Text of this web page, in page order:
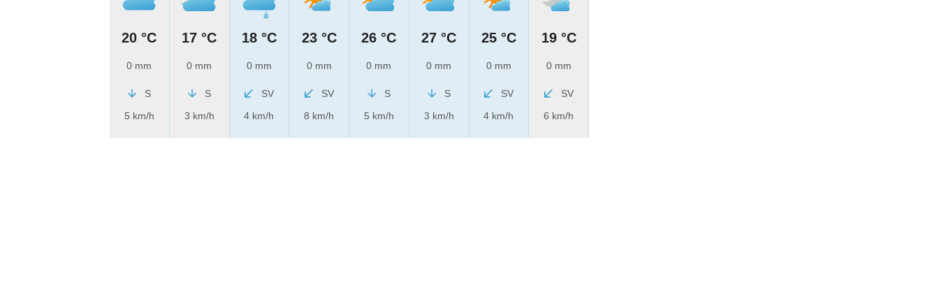
20 °C
0 mm
S
5 km/h
17 °C
0 mm
S
3 km/h
18 °C
0 mm
SV
4 km/h
23 °C
0 mm
SV
8 km/h
26 °C
0 mm
S
5 km/h
27 °C
0 mm
S
3 km/h
25 °C
0 mm
SV
4 km/h
19 °C
0 mm
SV
6 km/h